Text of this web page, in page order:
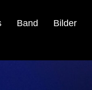
Band Bilder